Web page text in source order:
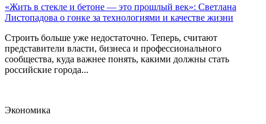
«Жить в стекле и бетоне — это прошлый век»: Светлана
Листопадова о гонке за технологиями и качестве жизни
Строить больше уже недостаточно. Теперь, считают
представители власти, бизнеса и профессионального
сообщества, куда важнее понять, какими должны стать
российские города...
Экономика